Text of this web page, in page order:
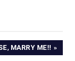
MARRY ME!!